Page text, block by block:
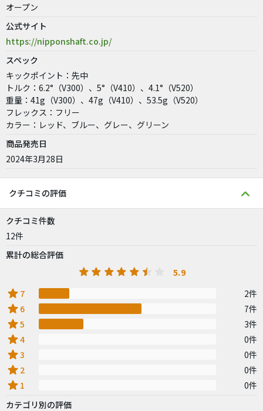
オープン
公式サイト
https://nipponshaft.co.jp/
スペック
キックポイント：先中
トルク：6.2°（V300）、5°（V410）、4.1°（V520）
重量：41g（V300）、47g（V410）、53.5g（V520）
フレックス：フリー
カラー：レッド、ブルー、グレー、グリーン
商品発売日
2024年3月28日
クチコミの評価
クチコミ件数
12件
累計の総合評価
5.9
star 7 2件
star 6 7件
star5 3件
star4 0件
star3 0件
star 2 0件
star 1
0件
カテゴリ別の評価